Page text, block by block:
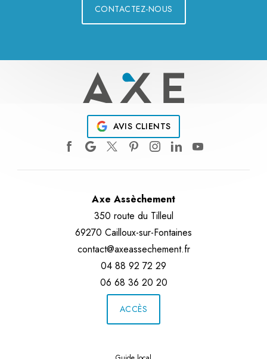
CONTACTEZ-NOUS
AVIS CLIENTS
Axe Assèchement
350 route du Tilleul
69270 Cailloux-sur-Fontaines
contact@axeassechement.fr
04 88 92 72 29
06 68 36 20 20
ACCÈS